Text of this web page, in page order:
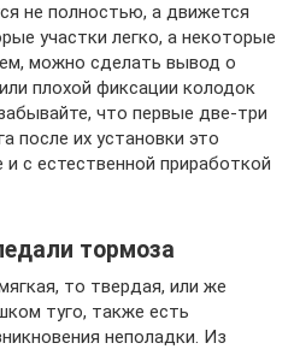
не полностью, а движется
участки легко, а некоторые
можно сделать вывод о
плохой фиксации колодок
что первые две-три
после их установки это
с естественной приработкой
тормоза
то твердая, или же
туго, также есть
неполадки. Из